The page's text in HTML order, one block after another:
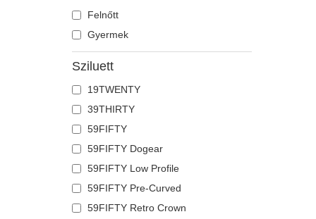
Egyszarvú
Farkas
Flamingó
Fóka
Főnix
Francia bulldog
Galamb
Gepárd
Gyík
Hangya
Holló
Felnőtt
Gyermek
Sziluett
19TWENTY
39THIRTY
59FIFTY
59FIFTY Dogear
59FIFTY Low Profile
59FIFTY Pre-Curved
59FIFTY Retro Crown